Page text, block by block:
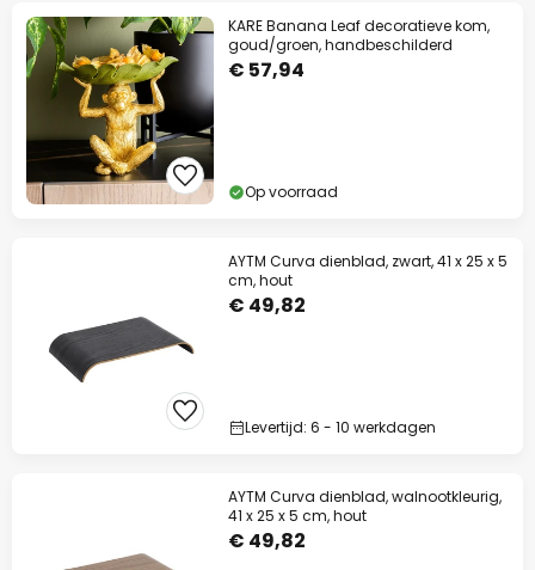
KARE Banana Leaf decoratieve kom,
goud/groen, handbeschilderd
€ 57,94
Op voorraad
AYTM Curva dienblad, zwart, 41 x 25 x 5
cm, hout
€ 49,82
Levertijd: 6 - 10 werkdagen
AYTM Curva dienblad, walnootkleurig,
41 x 25 x 5 cm, hout
€ 49,82
Extra korting
10% kortingvanaf €99